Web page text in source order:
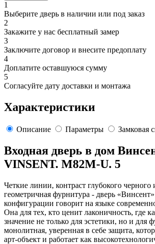
1
Выберите дверь в наличии или под заказ
2
Закажите у нас бесплатный замер
3
Заключите договор и внесите предоплату
4
Доплатите оставшуюся сумму
5
Согласуйте дату доставки и монтажа
Характеристики
Описание Параметры Замковая
Входная дверь в дом
VINSENT. M82M-U. 5
Четкие линии, контраст глубокого черного
геометричная фурнитура - дверь
конфигурации говорит на языке
Она для тех, кто ценит лаконичность, где
значение не только для эстетики, но и для
монолитная, уверенная в себе защита,
арт-объект и работает как